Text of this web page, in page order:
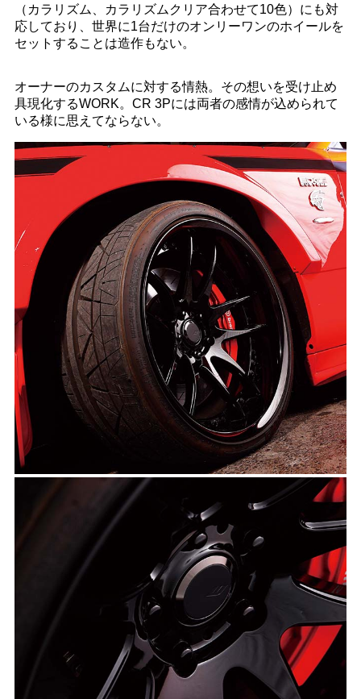
（カラリズム、カラリズムクリア合わせて10色）にも対
応しており、世界に1台だけのオンリーワンのホイールを
セットすることは造作もない。
オーナーのカスタムに対する情熱。その想いを受け止め
具現化するWORK。CR 3Pには両者の感情が込められて
いる様に思えてならない。